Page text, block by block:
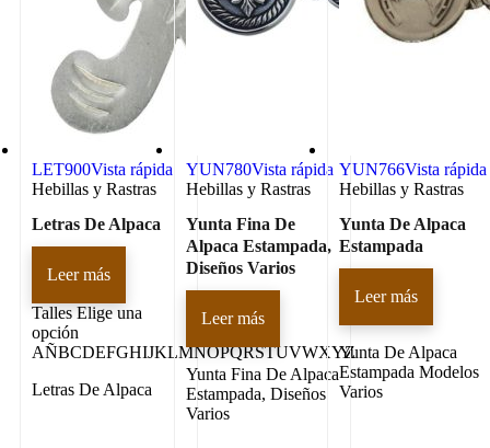
LET900Vista rápida
Hebillas y Rastras
Letras De Alpaca
Leer más
Talles Elige una
opción
AÑBCDEFGHIJKLMNOPQRSTUVWXYZ
Letras De Alpaca
YUN780Vista rápida
Hebillas y Rastras
Yunta Fina De
Alpaca Estampada,
Diseños Varios
Leer más
Yunta Fina De Alpaca
Estampada, Diseños
Varios
YUN766Vista rápida
Hebillas y Rastras
Yunta De Alpaca
Estampada
Leer más
Yunta De Alpaca
Estampada Modelos
Varios